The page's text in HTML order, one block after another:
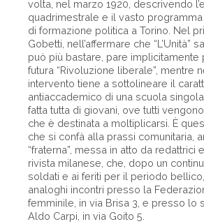
volta, nel marzo 1920, descrivendo
quadrimestrale e il vasto
di formazione politica a Torino. Nel
Gobetti, nell’affermare che “L’Unità”
può più bastare, pare implicitamente
futura “Rivoluzione liberale”, mentre
intervento tiene a sottolineare il
antiaccademico di una scuola
fatta tutta di giovani, ove tutti
che è destinata a moltiplicarsi. È
che si confà alla prassi comunitaria,
“fraterna”, messa in atto da redattrici
rivista milanese, che, dopo un
soldati e ai feriti per il periodo
analoghi incontri presso la
femminile, in via Brisa 3, e presso lo
Aldo Carpi, in via Goito 5.